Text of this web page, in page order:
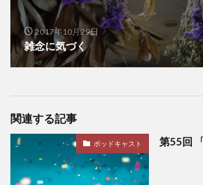
2017年10月29日
雑念に気づく
関連する記事
ポッドキャスト 第55回